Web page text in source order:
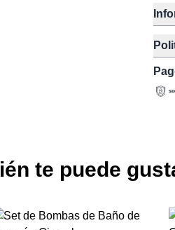
te puede